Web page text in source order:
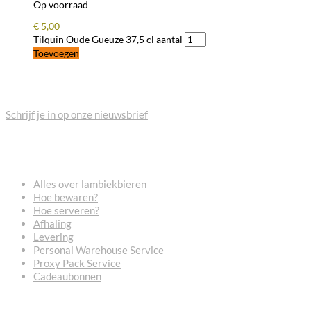
Op voorraad
€ 5,00
Tilquin Oude Gueuze 37,5 cl aantal
Toevoegen
Schrijf je in op onze nieuwsbrief
Alles over lambiekbieren
Hoe bewaren?
Hoe serveren?
Afhaling
Levering
Personal Warehouse Service
Proxy Pack Service
Cadeaubonnen